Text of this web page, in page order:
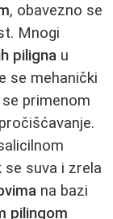
, obavezno se
Mnogi
piligna u
se mehanički
primenom
se suva i zrela
na bazi
pilingom